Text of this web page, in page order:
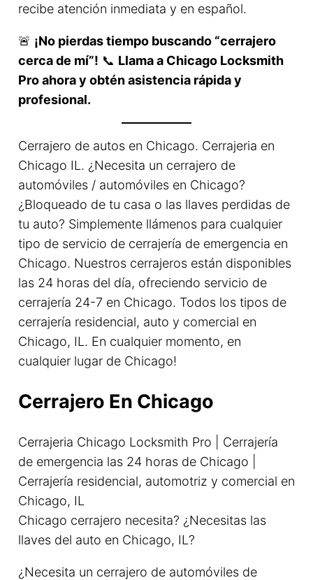
recibe atención inmediata y en español.
🚨 ¡No pierdas tiempo buscando “cerrajero
cerca de mí”! 📞 Llama a Chicago Locksmith
Pro ahora y obtén asistencia rápida y
profesional.
Cerrajero de autos en Chicago. Cerrajeria en
Chicago IL. ¿Necesita un cerrajero de
automóviles / automóviles en Chicago?
¿Bloqueado de tu casa o las llaves perdidas de
tu auto? Simplemente llámenos para cualquier
tipo de servicio de cerrajería de emergencia en
Chicago. Nuestros cerrajeros están disponibles
las 24 horas del día, ofreciendo servicio de
cerrajería 24-7 en Chicago. Todos los tipos de
cerrajería residencial, auto y comercial en
Chicago, IL. En cualquier momento, en
cualquier lugar de Chicago!
Cerrajero En Chicago
Cerrajeria Chicago Locksmith Pro | Cerrajería
de emergencia las 24 horas de Chicago |
Cerrajería residencial, automotriz y comercial en
Chicago, IL
Chicago cerrajero necesita? ¿Necesitas las
llaves del auto en Chicago, IL?
¿Necesita un cerrajero de automóviles de